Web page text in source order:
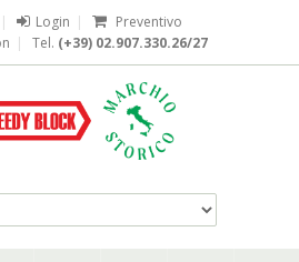
| Login |
Preventivo
| Tel. (+39) 02.907.330.26/27